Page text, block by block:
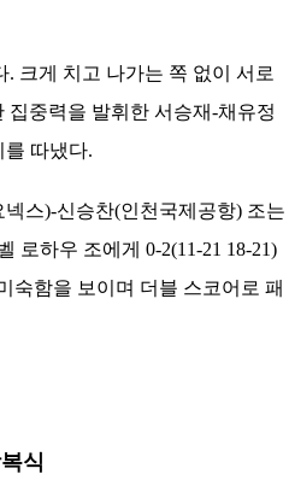
크게 치고 나가는 쪽 없이 서로
집중력을 발휘한 서승재-채유정
를 따냈다.
넥스)-신승찬(인천국제공항) 조는
로하우 조에게 0-2(11-21 18-21)
숙함을 보이며 더블 스코어로 패
식